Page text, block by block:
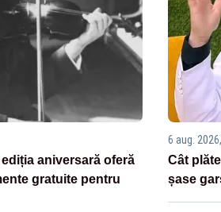
aniversară oferă
gratuite pentru
6 aug.
Cât
șase